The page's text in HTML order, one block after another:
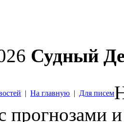
Судный
| На главную | Для писем
прогнозами